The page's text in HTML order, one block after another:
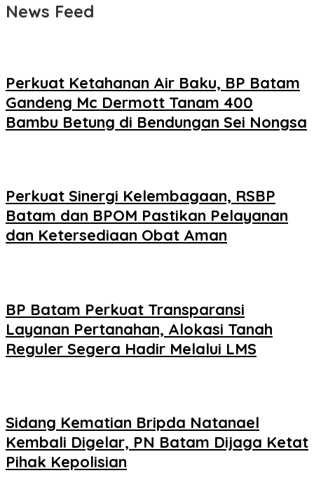
News Feed
Perkuat Ketahanan Air Baku, BP Batam
Gandeng Mc Dermott Tanam 400
Bambu Betung di Bendungan Sei Nongsa
Perkuat Sinergi Kelembagaan, RSBP
Batam dan BPOM Pastikan Pelayanan
dan Ketersediaan Obat Aman
BP Batam Perkuat Transparansi
Layanan Pertanahan, Alokasi Tanah
Reguler Segera Hadir Melalui LMS
Sidang Kematian Bripda Natanael
Kembali Digelar, PN Batam Dijaga Ketat
Pihak Kepolisian